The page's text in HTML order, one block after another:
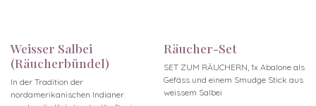
Weisser Salbei
(Räucherbündel)
In der Tradition der
nordamerikanischen Indianer
Räucher-Set
SET ZUM RÄUCHERN, 1x Abalone als
Gefäss und einem Smudge Stick aus
weissem Salbei